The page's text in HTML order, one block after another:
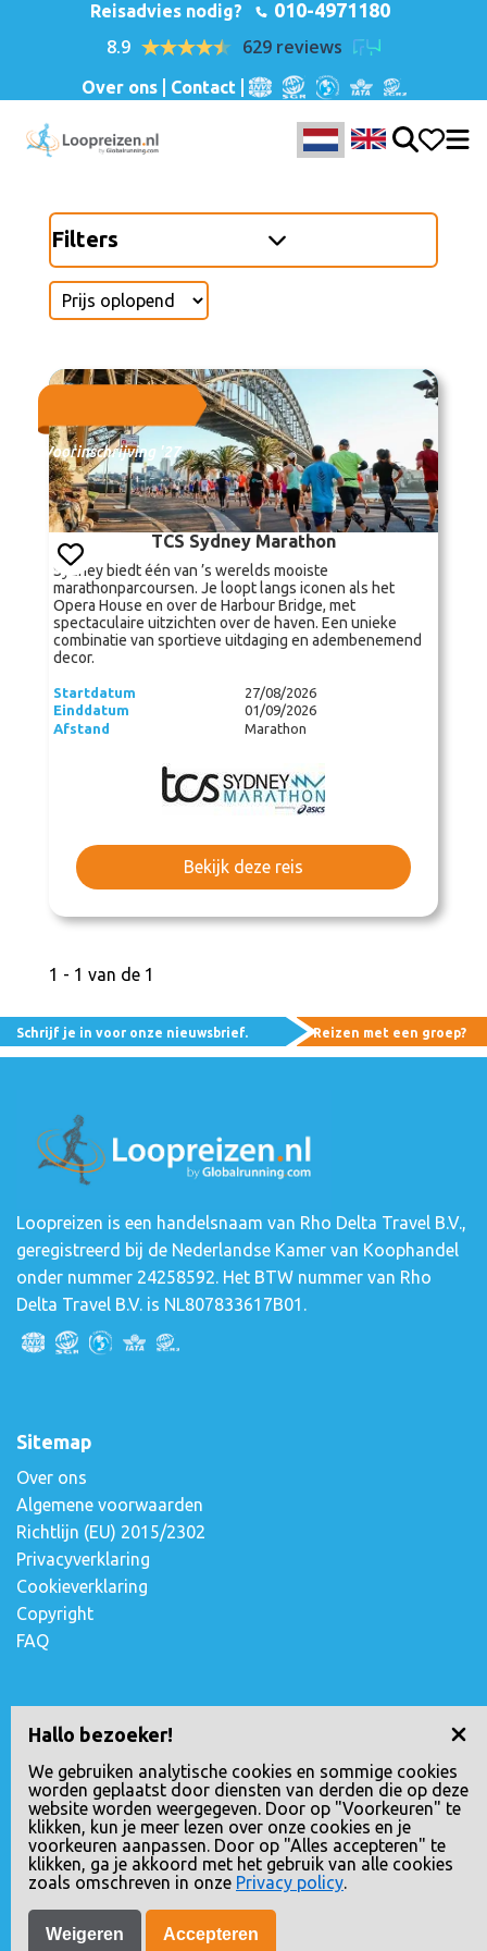
Reisadvies nodig? 010-4971180
8.9 629 reviews
Over ons Contact
Filters
Voorinschrijving '27
TCS Sydney Marathon
Sydney biedt één van ’s werelds mooiste
marathonparcoursen. Je loopt langs iconen als het
Opera House en over de Harbour Bridge, met
spectaculaire uitzichten over de haven. Een unieke
combinatie van sportieve uitdaging en adembenemend
decor.
Startdatum
27/08/2026
Einddatum
01/09/2026
Afstand
Marathon
Bekijk deze reis
1 - 1 van de 1
Hallo bezoeker!
We gebruiken analytische cookies en sommige cookies
worden geplaatst door diensten van derden die op deze
website worden weergegeven. Door op "Voorkeuren" te
klikken, kun je meer lezen over onze cookies en je
voorkeuren aanpassen. Door op "Alles accepteren" te
klikken, ga je akkoord met het gebruik van alle cookies
zoals omschreven in onze Privacy policy.
Weigeren Accepteren
Schrijf je in voor onze nieuwsbrief. Reizen met een groep?
Loopreizen is een handelsnaam van Rho Delta Travel B.V.,
geregistreerd bij de Nederlandse Kamer van Koophandel
onder nummer 24258592. Het BTW nummer van Rho
Delta Travel B.V. is NL807833617B01.
Sitemap
Over ons
Algemene voorwaarden
Richtlijn (EU) 2015/2302
Privacyverklaring
Cookieverklaring
Copyright
FAQ
Contact opnemen
Escudostraat 2
2991 XV Barendrecht, Nederland
010-4971180
info@loopreizen.nl
KVK nr.: 24258592